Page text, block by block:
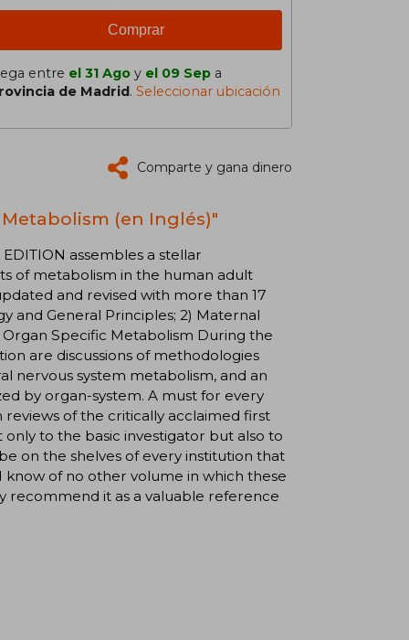
Comprar
entre el 31 Ago y el 09 Sep a
de Madrid. Seleccionar ubicación
Comparte y gana dinero
(en Inglés)"
EDITION assembles a stellar
of metabolism in the human adult
and revised with more than 17
and General Principles; 2) Maternal
Specific Metabolism During the
are discussions of methodologies
nervous system metabolism, and an
by organ-system. A must for every
of the critically acclaimed first
to the basic investigator but also to
on the shelves of every institution that
of no other volume in which these
recommend it as a valuable reference